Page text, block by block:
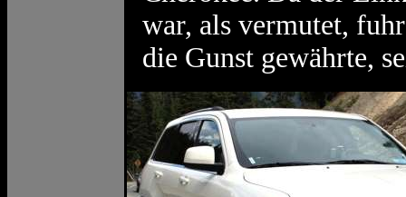
war, als vermutet,
die Gunst gewährte,